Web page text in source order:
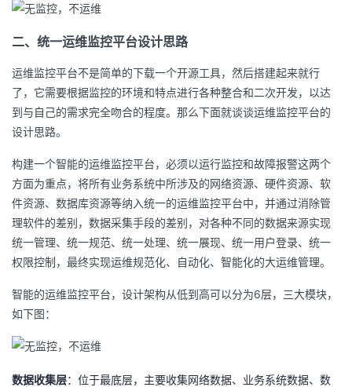
二、统一运维监控平台设计思路
运维监控平台不是简单的下载一个开源工具，然后搭建起来就行
了，它需要根据监控的环境和特点进行各种整合和二次开发，以达
到与自己的需求完全吻合的程度。那么下面就谈谈运维监控平台的
设计思路。
构建一个智能的运维监控平台，必须以运行监控和故障报警这两个
方面为重点，将所有业务系统中所涉及的网络资源、硬件资源、软
件资源、数据库资源等纳入统一的运维监控平台中，并通过消除管
理软件的差别，数据采集手段的差别，对各种不同的数据来源实现
统一管理、统一规范、统一处理、统一展现、统一用户登录、统一
权限控制，最终实现运维规范化、自动化、智能化的大运维管理。
智能的运维监控平台，设计架构从低到高可以分为6层，三大模块，
如下图：
数据收集层：位于最底层，主要收集网络数据、业务系统数据、数